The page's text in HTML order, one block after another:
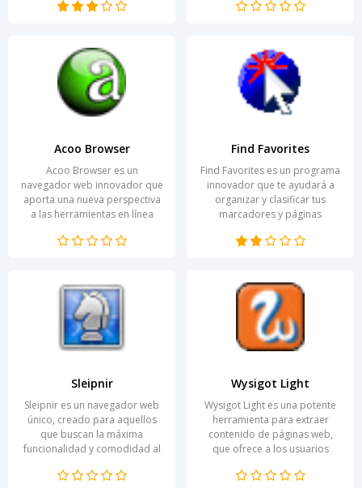
herramienta se logra una...
quienes valoran la
Acoo Browser
Acoo Browser es un
navegador web innovador que
aporta una nueva perspectiva
a las herramientas en línea
alta velocidad de carga...
Find Favorites
Find Favorites es un programa
innovador que te ayudará a
organizar y clasificar tus
marcadores y páginas
diseñado para simplificar...
Sleipnir
Sleipnir es un navegador web
único, creado para aquellos
que buscan la máxima
funcionalidad y comodidad al
tecnologías modernas...
Wysigot Light
Wysigot Light es una potente
herramienta para extraer
contenido de páginas web,
que ofrece a los usuarios
recopilación...